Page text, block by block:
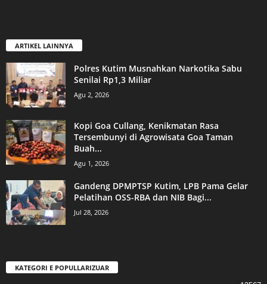
ARTIKEL LAINNYA
Polres Kutim Musnahkan Narkotika Sabu
Senilai Rp1,3 Miliar
Agu 2, 2026
Kopi Goa Cullang, Kenikmatan Rasa
Tersembunyi di Agrowisata Goa Taman
Buah...
Agu 1, 2026
Gandeng DPMPTSP Kutim, LPB Pama Gelar
Pelatihan OSS-RBA dan NIB Bagi...
Jul 28, 2026
KATEGORI E POPULLARIZUAR